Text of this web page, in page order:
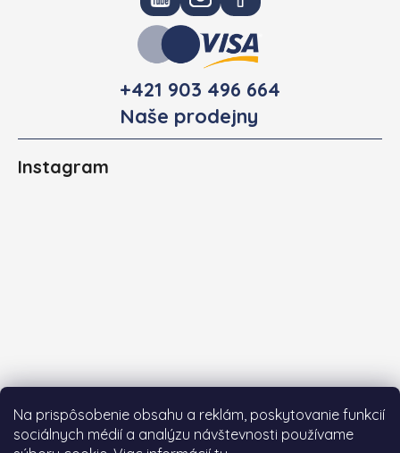
Na prispôsobenie obsahu a reklám, poskytovanie funkcií
sociálnych médií a analýzu návštevnosti používame
+421 903 496 664
Naše prodejny
Instagram